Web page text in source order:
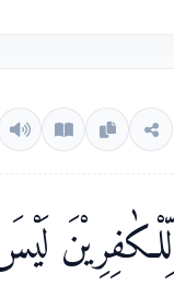
لِّلْكٰفِرِيْنَ